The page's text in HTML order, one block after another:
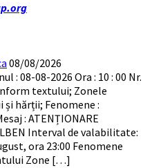
08/08/2026
: 08-08-2026 Ora : 10 : 00 Nr.
textului; Zonele
hărții; Fenomene :
: ATENȚIONARE
Interval de valabilitate:
ora 23:00 Fenomene
Zone […]